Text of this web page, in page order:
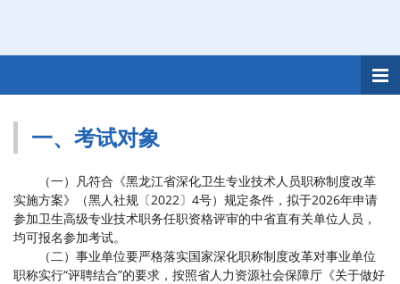
一、考试对象
（一）凡符合《黑龙江省深化卫生专业技术人员职称制度改革
实施方案》（黑人社规〔2022〕4号）规定条件，拟于2026年申请
参加卫生高级专业技术职务任职资格评审的中省直有关单位人员，
均可报名参加考试。
（二）事业单位要严格落实国家深化职称制度改革对事业单位
职称实行“评聘结合”的要求，按照省人力资源社会保障厅《关于做好